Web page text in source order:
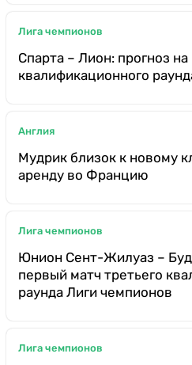
Лига чемпионов
Спарта – Лион: прогноз
квалификационного
Англия
Мудрик близок к новому
аренду во Францию
Лига чемпионов
Юнион Сент-Жилуаз –
первый матч третьего
раунда Лиги чемпионов
Лига чемпионов